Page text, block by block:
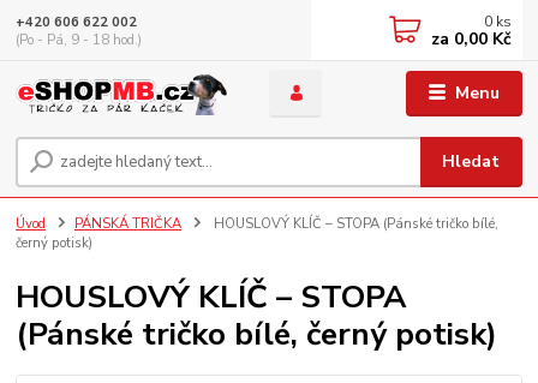
Menu
Hledat
+420 606 622 002
(Po - Pá, 9 - 18 hod.)
0 ks
za 0,00 Kč
Úvod PÁNSKÁ TRIČKA
HOUSLOVÝ KLÍČ – STOPA (Pánské tričko bílé,
černý potisk)
HOUSLOVÝ KLÍČ – STOPA
(Pánské tričko bílé, černý potisk)